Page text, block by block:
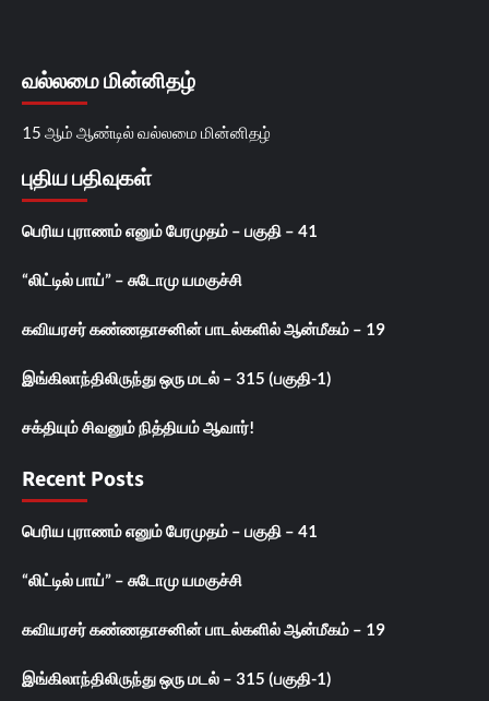
வல்லமை மின்னிதழ்
15 ஆம் ஆண்டில் வல்லமை மின்னிதழ்
புதிய பதிவுகள்
பெரிய புராணம் எனும் பேரமுதம் – பகுதி – 41
“லிட்டில் பாய்” – சுடோமு யமகுச்சி
கவியரசர் கண்ணதாசனின் பாடல்களில் ஆன்மீகம் – 19
இங்கிலாந்திலிருந்து ஒரு மடல் – 315 (பகுதி-1)
சக்தியும் சிவனும் நித்தியம் ஆவார்!
Recent Posts
பெரிய புராணம் எனும் பேரமுதம் – பகுதி – 41
“லிட்டில் பாய்” – சுடோமு யமகுச்சி
கவியரசர் கண்ணதாசனின் பாடல்களில் ஆன்மீகம் – 19
இங்கிலாந்திலிருந்து ஒரு மடல் – 315 (பகுதி-1)